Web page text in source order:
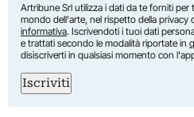
Artribune Srl utilizza i dati da te forniti
mondo dell'arte, nel rispetto della privacy
informativa. Iscrivendoti i tuoi dati
e trattati secondo le modalità riportate in
disiscriverti in qualsiasi momento con
Iscriviti